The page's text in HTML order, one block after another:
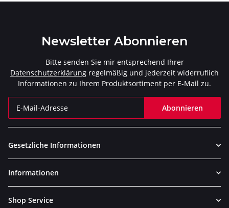
Newsletter Abonnieren
Bitte senden Sie mir entsprechend Ihrer
Datenschutzerklärung regelmäßig und jederzeit widerruflich
Informationen zu Ihrem Produktsortiment per E-Mail zu.
Abonnieren
Gesetzliche Informationen
Informationen
Shop Service